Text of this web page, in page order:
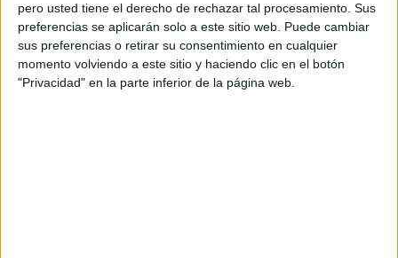
pero usted tiene el derecho de rechazar tal procesamiento. Sus
preferencias se aplicarán solo a este sitio web. Puede cambiar
sus preferencias o retirar su consentimiento en cualquier
momento volviendo a este sitio y haciendo clic en el botón
"Privacidad" en la parte inferior de la página web.
AMBITOS A TRABAJAR
En el ámbito cognoscitivo:Desarrollar la fluidez,